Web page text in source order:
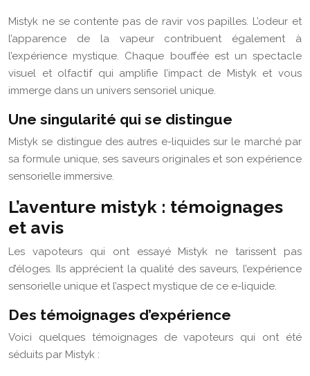
Mistyk ne se contente pas de ravir vos papilles. L’odeur et
l’apparence de la vapeur contribuent également à
l’expérience mystique. Chaque bouffée est un spectacle
visuel et olfactif qui amplifie l’impact de Mistyk et vous
immerge dans un univers sensoriel unique.
Une singularité qui se distingue
Mistyk se distingue des autres e-liquides sur le marché par
sa formule unique, ses saveurs originales et son expérience
sensorielle immersive.
L’aventure mistyk : témoignages
et avis
Les vapoteurs qui ont essayé Mistyk ne tarissent pas
d’éloges. Ils apprécient la qualité des saveurs, l’expérience
sensorielle unique et l’aspect mystique de ce e-liquide.
Des témoignages d’expérience
Voici quelques témoignages de vapoteurs qui ont été
séduits par Mistyk :